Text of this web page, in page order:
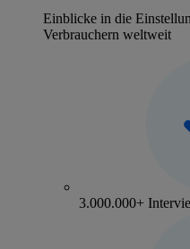
Einblicke in die
Verbrauchern weltweit
3.000.000+